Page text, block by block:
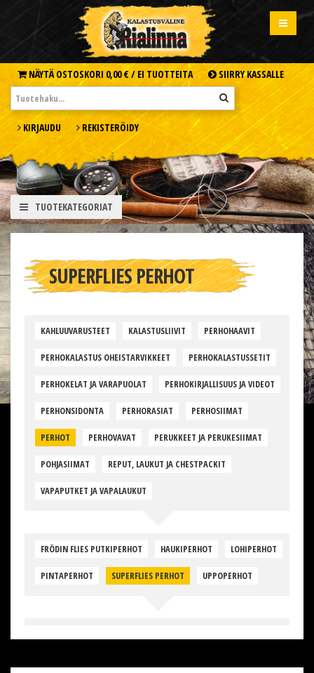
NÄYTÄ OSTOSKORI 0,00 € / EI TUOTTEITA SIIRRY KASSALLE
KIRJAUDU REKISTERÖIDY
TUOTEKATEGORIAT
SUPERFLIES PERHOT
KAHLUUVARUSTEET KALASTUSLIIVIT PERHOHAAVIT
PERHOKALASTUS OHEISTARVIKKEET PERHOKALASTUSSETIT
PERHOKELAT JA VARAPUOLAT PERHOKIRJALLISUUS JA VIDEOT
PERHONSIDONTA PERHORASIAT PERHOSIIMAT
PERHOT PERHOVAVAT PERUKKEET JA PERUKESIIMAT
POHJASIIMAT REPUT, LAUKUT JA CHESTPACKIT
VAPAPUTKET JA VAPALAUKUT
FRÖDIN FLIES PUTKIPERHOT HAUKIPERHOT LOHIPERHOT
PINTAPERHOT SUPERFLIES PERHOT UPPOPERHOT